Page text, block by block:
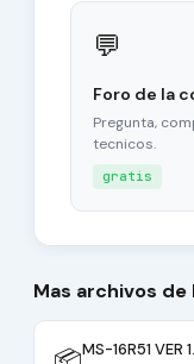
💬
Foro de la
Pregunta,
tecnicos.
gratis
Mas archivos de
MS-16R51 VER